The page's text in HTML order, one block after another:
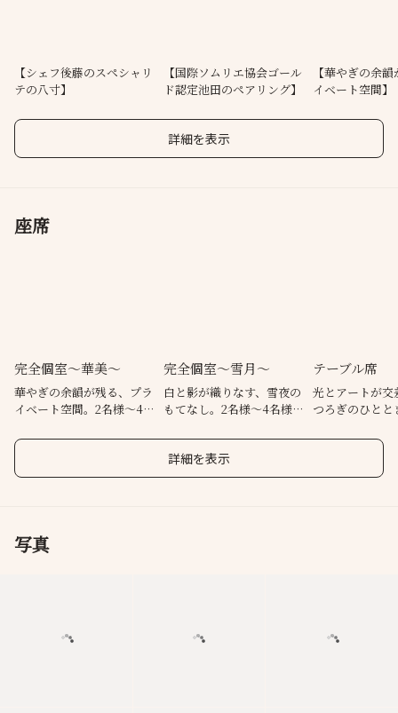
【シェフ後藤のスペシャリ
テの八寸】
【国際ソムリエ協会ゴール
ド認定池田のペアリング】
【華やぎの余
イベート空間】
詳細を表示
座席
完全個室～華美～
華やぎの余韻が残る、プラ
イベート空間。2名様～4名
完全個室～雪月～
白と影が織りなす、雪夜の
もてなし。2名様～4名様
テーブル席
光とアートが交
つろぎのひととき。
詳細を表示
写真